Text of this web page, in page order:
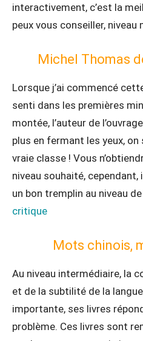
interactivement, c’est la
peux vous conseiller, niveau
Michel Thomas
Lorsque j’ai commencé
senti dans les premières
montée, l’auteur de
plus en fermant les yeux,
vraie classe ! Vous
niveau souhaité,
un bon tremplin au niveau
critique
Mots chinois,
Au niveau intermédiaire, la
et de la subtilité de la
importante, ses livres
problème. Ces livres sont